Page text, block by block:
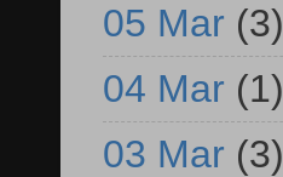
05 Mar (3)
04 Mar (1)
03 Mar (3)